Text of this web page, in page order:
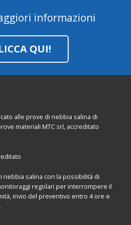
informazioni
QUI!
alle prove di nebbia salina di
materiali MTC srl, accreditato
nebbia salina con la possibilità di
regolari per interrompere il
invio del preventivo entro 4 ore e